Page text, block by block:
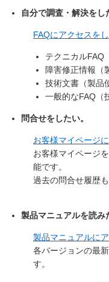
自分で調査・解決をし
FAQにアクセスを
テクニカルFAQ
障害修正情報（
技術文書（製品
一般的なFAQ（
問合せをしたい。
お客様マイページ
お客様マイページ
能です。
過去の問合せ履歴
製品マニュアルを読み
製品マニュアルに
各バージョンの最
す。